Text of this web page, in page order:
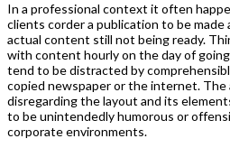
In a professional context it often
clients corder a publication to be
actual content still not being ready.
with content hourly on the day of
tend to be distracted by
copied newspaper or the internet.
disregarding the layout and its
to be unintendedly humorous or
corporate environments.